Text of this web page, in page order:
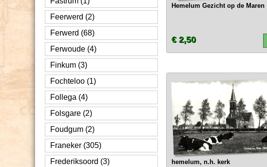
Feerwerd (2)
Ferwerd (68)
Ferwoude (4)
Finkum (3)
Fochteloo (1)
Follega (4)
Folsgare (2)
Foudgum (2)
Franeker (305)
Frederiksoord (3)
Hemelum Gezicht op de Maren
€ 2,50
hemelum, n.h. kerk